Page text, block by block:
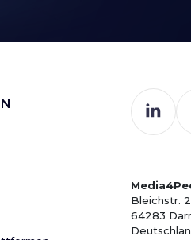
Bleichstr.
64283